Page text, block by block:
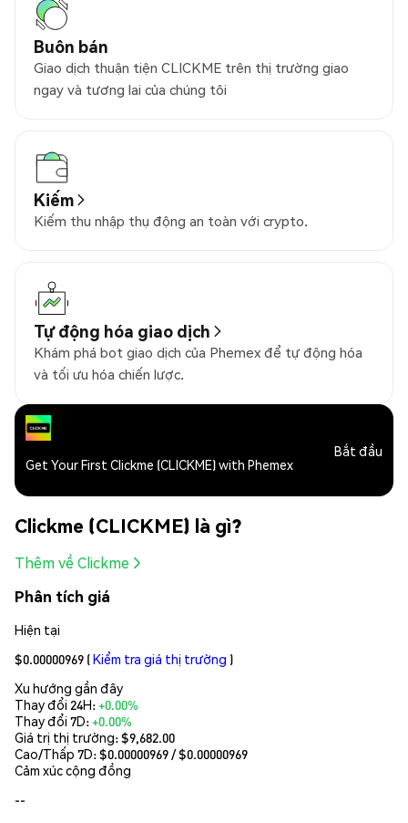
Buôn bán
Giao dịch thuận tiện CLICKME trên thị trường giao
ngay và tương lai của chúng tôi
Kiếm
Kiếm thu nhập thụ động an toàn với crypto.
Tự động hóa giao dịch
Khám phá bot giao dịch của Phemex để tự động hóa
và tối ưu hóa chiến lược.
Get Your First Clickme (CLICKME) with Phemex
Bắt đầu
Clickme (CLICKME) là gì?
Thêm về Clickme
Phân tích giá
Hiện tại
$0.00000969 (Kiểm tra giá thị trường )
Xu hướng gần đây
Thay đổi 24H:+0.00%
Thay đổi 7D:+0.00%
Giá trị thị trường:$9,682.00
Cao/Thấp 7D: $0.00000969/ $0.00000969
Cảm xúc cộng đồng
--